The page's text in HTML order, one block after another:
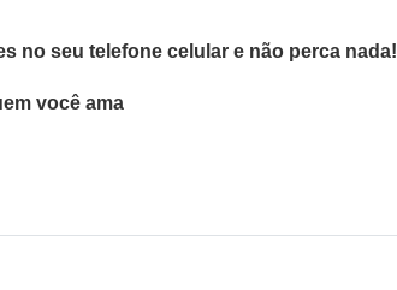
no seu telefone celular e não perca nada!
você ama